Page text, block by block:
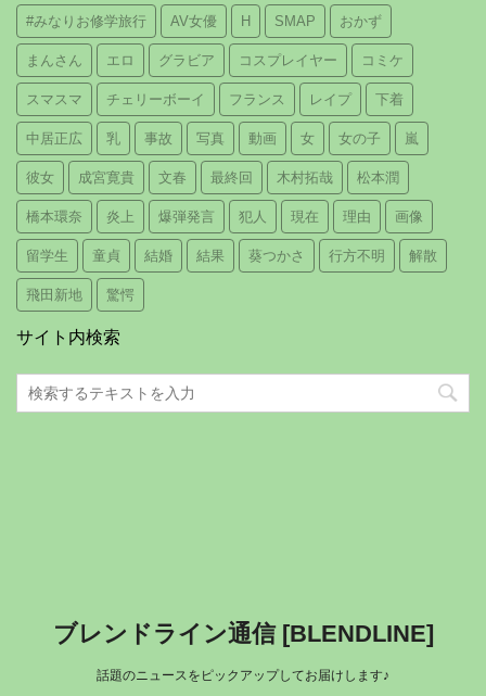
#みなりお修学旅行 AV女優 H SMAP おかず
まんさん エロ グラビア コスプレイヤー コミケ
スマスマ チェリーボーイ フランス レイプ 下着
中居正広 乳 事故 写真 動画 女 女の子 嵐
彼女 成宮寛貴 文春 最終回 木村拓哉 松本潤
橋本環奈 炎上 爆弾発言 犯人 現在 理由 画像
留学生 童貞 結婚 結果 葵つかさ 行方不明 解散
飛田新地 驚愕
サイト内検索
ブレンドライン通信 [BLENDLINE]
話題のニュースをピックアップしてお届けします♪